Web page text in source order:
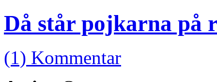
Då står pojkarna på
(1) Kommentar